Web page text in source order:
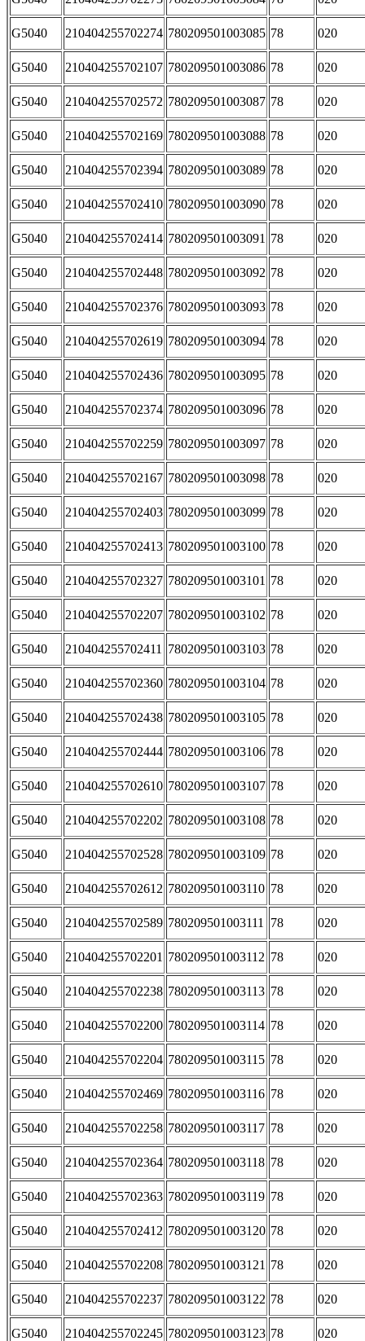
G5040 210404255702274 780209501003085 78 020
G5040 210404255702107 780209501003086 78 020
G5040 210404255702572 780209501003087 78 020
G5040 210404255702169 780209501003088 78 020
G5040 210404255702394 780209501003089 78 020
G5040 210404255702410 780209501003090 78 020
G5040 210404255702414 780209501003091 78 020
G5040 210404255702448 780209501003092 78 020
G5040 210404255702376 780209501003093 78 020
G5040 210404255702619 780209501003094 78 020
G5040 210404255702436 780209501003095 78 020
G5040 210404255702374 780209501003096 78 020
G5040 210404255702259 780209501003097 78 020
G5040 210404255702167 780209501003098 78 020
G5040 210404255702403 780209501003099 78 020
G5040 210404255702413 780209501003100 78 020
G5040 210404255702327 780209501003101 78 020
G5040 210404255702207 780209501003102 78 020
G5040 210404255702411 780209501003103 78 020
G5040 210404255702360 780209501003104 78 020
G5040 210404255702438 780209501003105 78 020
G5040 210404255702444 780209501003106 78 020
G5040 210404255702610 780209501003107 78 020
G5040 210404255702202 780209501003108 78 020
G5040 210404255702528 780209501003109 78 020
G5040 210404255702612 780209501003110 78 020
G5040 210404255702589 780209501003111 78 020
G5040 210404255702201 780209501003112 78 020
G5040 210404255702238 780209501003113 78 020
G5040 210404255702200 780209501003114 78 020
G5040 210404255702204 780209501003115 78 020
G5040 210404255702469 780209501003116 78 020
G5040 210404255702258 780209501003117 78 020
G5040 210404255702364 780209501003118 78 020
G5040 210404255702363 780209501003119 78 020
G5040 210404255702412 780209501003120 78 020
G5040 210404255702208 780209501003121 78 020
G5040 210404255702237 780209501003122 78 020
G5040 210404255702245 780209501003123 78 020